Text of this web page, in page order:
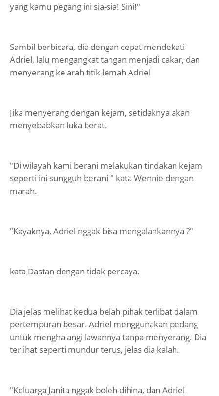
yang kamu pegang ini sia-sia! Sini!"
Sambil berbicara, dia dengan cepat mendekati
Adriel, lalu mengangkat tangan menjadi cakar, dan
menyerang ke arah titik lemah Adriel
Jika menyerang dengan kejam, setidaknya akan
menyebabkan luka berat.
"Di wilayah kami berani melakukan tindakan kejam
seperti ini sungguh berani!" kata Wennie dengan
marah.
"Kayaknya, Adriel nggak bisa mengalahkannya ?"
kata Dastan dengan tidak percaya.
Dia jelas melihat kedua belah pihak terlibat dalam
pertempuran besar. Adriel menggunakan pedang
untuk menghalangi lawannya tanpa menyerang. Dia
terlihat seperti mundur terus, jelas dia kalah.
"Keluarga Janita nggak boleh dihina, dan Adriel